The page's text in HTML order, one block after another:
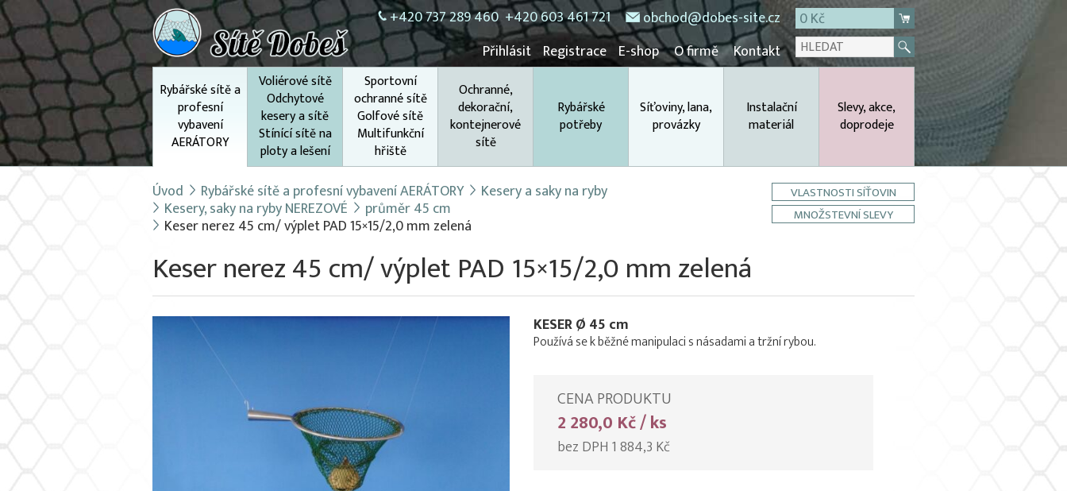
+420 737 289 460 +420 603 461 721 obchod@dobes-site.cz
0 Kč
Přihlásit Registrace E-shop O firmě Kontakt
Rybářské sítě a
profesní
vybavení
AERÁTORY
Voliérové sítě
Odchytové
kesery a sítě
Stínící sítě na
ploty a lešení
Sportovní
ochranné sítě
Golfové sítě
Multifunkční
hřiště
Ochranné,
dekorační,
kontejnerové
sítě
Rybářské
potřeby
Síťoviny, lana,
provázky
Instalační
materiál
Slevy, akce,
doprodeje
Úvod Rybářské sítě a profesní vybavení AERÁTORY Kesery a saky na ryby
Kesery, saky na ryby NEREZOVÉ průměr 45 cm
Keser nerez 45 cm/ výplet PAD 15×15/2,0 mm zelená
VLASTNOSTI SÍŤOVIN
MNOŽSTEVNÍ SLEVY
Keser nerez 45 cm/ výplet PAD 15×15/2,0 mm zelená
KESER Ø 45 cm
Používá se k běžné manipulaci s násadami a tržní rybou.
CENA PRODUKTU
2 280,0 Kč / ks
bez DPH 1 884,3 Kč